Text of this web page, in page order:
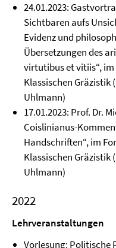
24.01.2023:
Sichtbaren aufs
Evidenz und
Übersetzungen des
virtutibus et vitiis“,
Klassischen Gräzistik
Uhlmann)
17.01.2023: Prof. Dr.
Coislinianus-
Handschriften“, im
Klassischen Gräzistik
Uhlmann)
2022
Lehrveranstaltungen
Vorlesung: Politische